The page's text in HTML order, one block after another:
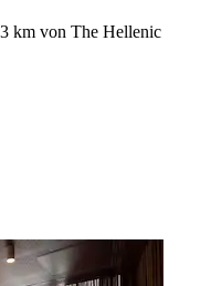
km von The Hellenic